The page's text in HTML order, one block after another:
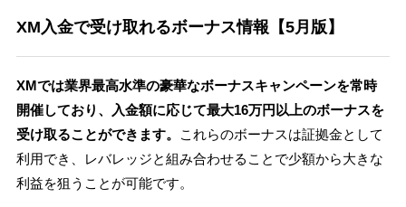
XM入金で受け取れるボーナス情報【5月版】
XMでは業界最高水準の豪華なボーナスキャンペーンを常時
開催しており、入金額に応じて最大16万円以上のボーナスを
受け取ることができます。
これらのボーナスは証拠金として
利用でき、レバレッジと組み合わせることで少額から大きな
利益を狙うことが可能です。